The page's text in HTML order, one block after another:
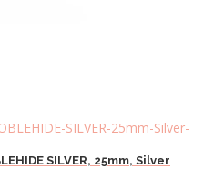
SILVER, 25mm, Silver